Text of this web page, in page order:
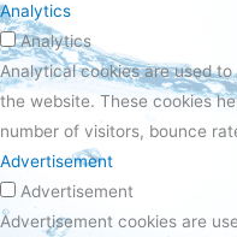
Analytics
Analytics
Analytical cookies are used
the website. These cookies
number of visitors, bounce
Advertisement
Advertisement
Advertisement cookies are